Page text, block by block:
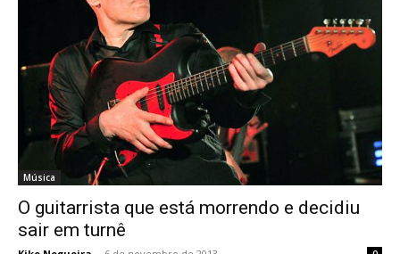
Música
O guitarrista que está morrendo e decidiu
sair em turnê